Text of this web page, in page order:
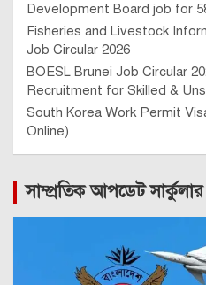
Development Board job for
Fisheries and Livestock
Job Circular 2026
BOESL Brunei Job Circular
Recruitment for Skilled &
South Korea Work Permit
Online)
সাম্প্রতিক আপডেট সার্কুলার